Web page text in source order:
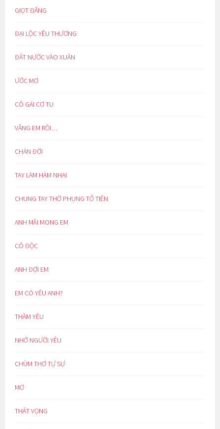
GIỌT ĐẮNG
ĐẠI LỘC YÊU THƯƠNG
ĐẤT NƯỚC VÀO XUÂN
ƯỚC MƠ
CÔ GÁI CƠ TU
VẮNG EM RỒI…
CHÁN ĐỜI
TAY LÀM HÀM NHAI
CHUNG TAY THỜ PHỤNG TỔ TIÊN
ANH MÃI MONG EM
CÔ ĐỘC
ANH ĐỢI EM
EM CÓ YÊU ANH?
THẦM YÊU
NHỚ NGƯỜI YÊU
CHÙM THƠ TỰ SỰ
MƠ
THẤT VỌNG